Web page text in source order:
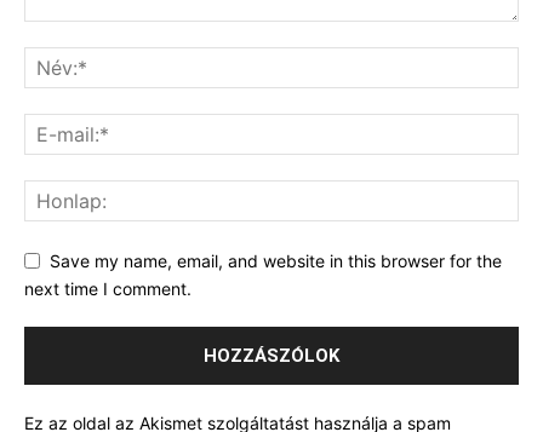
Save my name, email, and website in this browser for the
next time I comment.
Ez az oldal az Akismet szolgáltatást használja a spam